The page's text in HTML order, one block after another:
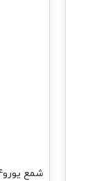
شمع یورو4 فرانکو